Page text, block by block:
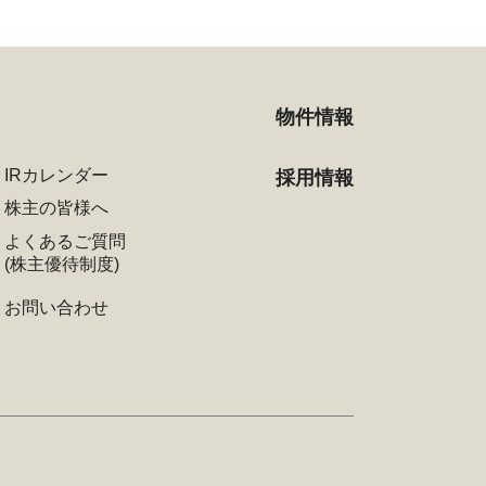
IRカレンダー
株主の皆様へ
よくあるご質問
(株主優待制度)
お問い合わせ
物件情報
採用情報